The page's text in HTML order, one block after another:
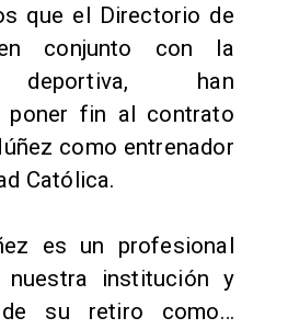
que el Directorio de
conjunto con la
deportiva, han
poner fin al contrato
como entrenador
Católica.
es un profesional
nuestra institución y
su retiro como…